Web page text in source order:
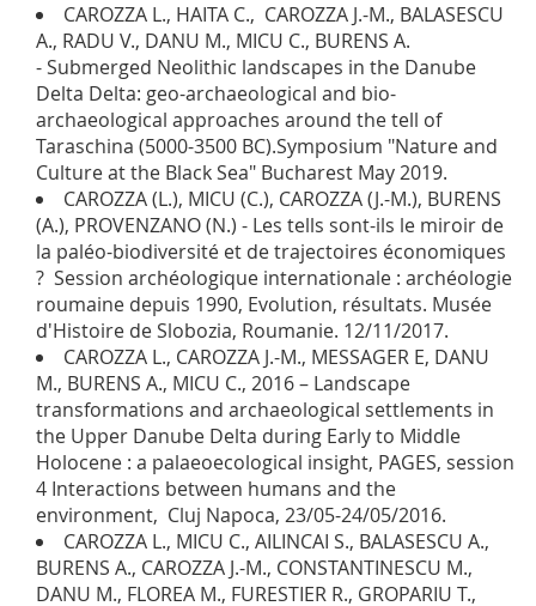
CAROZZA L., HAITA C., CAROZZA J.-M., BALASESCU
A., RADU V., DANU M., MICU C., BURENS A.
- Submerged Neolithic landscapes in the Danube
Delta Delta: geo-archaeological and bio-
archaeological approaches around the tell of
Taraschina (5000-3500 BC).Symposium "Nature and
Culture at the Black Sea" Bucharest May 2019.
CAROZZA (L.), MICU (C.), CAROZZA (J.-M.), BURENS
(A.), PROVENZANO (N.) - Les tells sont-ils le miroir de
la paléo-biodiversité et de trajectoires économiques
? Session archéologique internationale : archéologie
roumaine depuis 1990, Evolution, résultats. Musée
d'Histoire de Slobozia, Roumanie. 12/11/2017.
CAROZZA L., CAROZZA J.-M., MESSAGER E, DANU
M., BURENS A., MICU C., 2016 – Landscape
transformations and archaeological settlements in
the Upper Danube Delta during Early to Middle
Holocene : a palaeoecological insight, PAGES, session
4 Interactions between humans and the
environment, Cluj Napoca, 23/05-24/05/2016.
CAROZZA L., MICU C., AILINCAI S., BALASESCU A.,
BURENS A., CAROZZA J.-M., CONSTANTINESCU M.,
DANU M., FLOREA M., FURESTIER R., GROPARIU T.,